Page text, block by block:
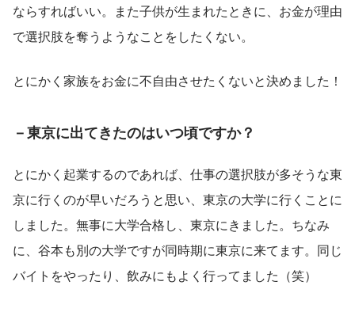
ならすればいい。また子供が生まれたときに、お金が理由
で選択肢を奪うようなことをしたくない。
とにかく家族をお金に不自由させたくないと決めました！
－東京に出てきたのはいつ頃ですか？
とにかく起業するのであれば、仕事の選択肢が多そうな東
京に行くのが早いだろうと思い、東京の大学に行くことに
しました。無事に大学合格し、東京にきました。ちなみ
に、谷本も別の大学ですが同時期に東京に来てます。同じ
バイトをやったり、飲みにもよく行ってました（笑）